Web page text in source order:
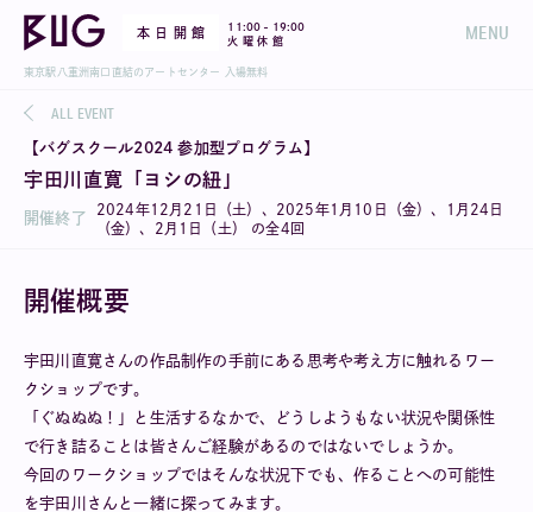
本 日 開 館 11:00 - 19:00
火 曜 休 館
MENU
東京駅八重洲南口直結のアートセンター 入場無料
ALL EVENT
【バグスクール2024 参加型プログラム】
宇田川直寛「ヨシの紐」
開催終了
2024年12月21日（土）、2025年1月10日（金）、1月24日
（金）、2月1日（土） の全4回
開催概要
宇田川直寛さんの作品制作の手前にある思考や考え方に触れるワー
クショップです。
「ぐぬぬぬ！」と生活するなかで、どうしようもない状況や関係性
で行き詰ることは皆さんご経験があるのではないでしょうか。
今回のワークショップではそんな状況下でも、作ることへの可能性
を宇田川さんと一緒に探ってみます。